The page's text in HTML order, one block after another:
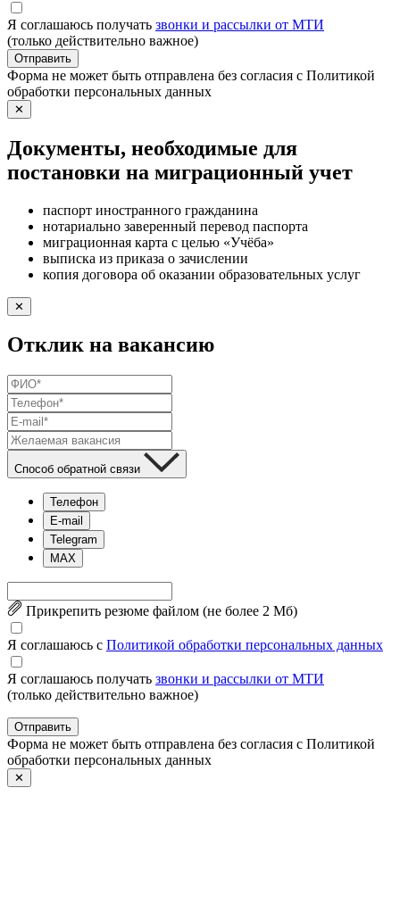
Я соглашаюсь получать звонки и рассылки от МТИ
(только действительно важное)
Отправить
Форма не может быть отправлена без согласия с Политикой
обработки персональных данных
✕
Документы, необходимые для
постановки на миграционный учет
паспорт иностранного гражданина
нотариально заверенный перевод паспорта
миграционная карта с целью «Учёба»
выписка из приказа о зачислении
копия договора об оказании образовательных услуг
✕
Отклик на вакансию
Способ обратной связи
Телефон
E-mail
Telegram
MAX
Прикрепить резюме файлом (не более 2 Mб)
Я соглашаюсь с Политикой обработки персональных данных
Я соглашаюсь получать звонки и рассылки от МТИ
(только действительно важное)
Отправить
Форма не может быть отправлена без согласия с Политикой
обработки персональных данных
✕